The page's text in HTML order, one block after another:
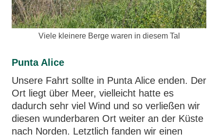
Viele kleinere Berge waren in diesem Tal
Punta Alice
Unsere Fahrt sollte in Punta Alice enden. Der
Ort liegt über Meer, vielleicht hatte es
dadurch sehr viel Wind und so verließen wir
diesen wunderbaren Ort weiter an der Küste
nach Norden. Letztlich fanden wir einen